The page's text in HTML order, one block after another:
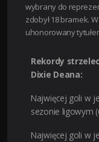
wybrany do
zdobył 18 bramek.
uhonorowany
Rekordy
Dixie Deana:
Najwięcej goli w
sezonie ligowym
Najwięcej goli w